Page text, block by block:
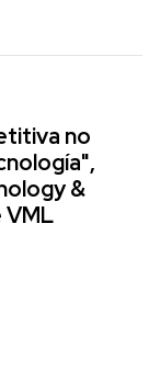
no
&
VML